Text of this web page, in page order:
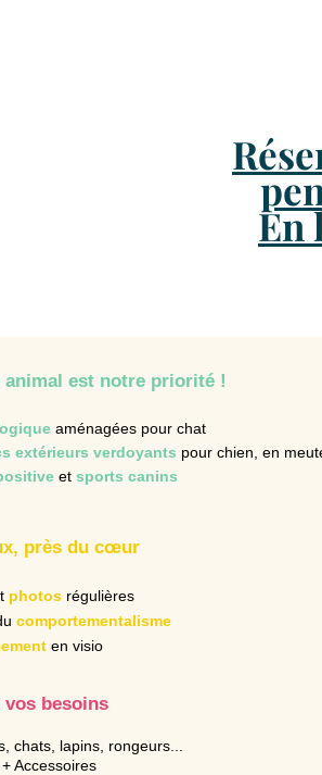
En
animal est notre priorité !
aménagées pour chat
extérieurs verdoyants pour chien, en
et sports canins
près du cœur
photos régulières
comportementalisme
en visio
besoins
chats, lapins, rongeurs...
Accessoires